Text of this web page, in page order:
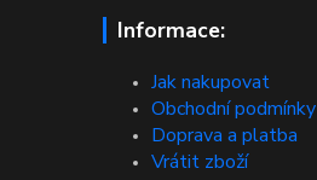
Informace:
Jak nakupovat
Obchodní podmínky
Doprava a platba
Vrátit zboží